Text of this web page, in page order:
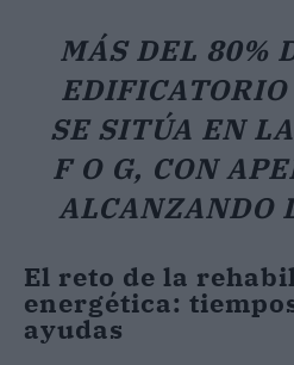
MÁS DEL 80%
SE SITÚA EN
F O G, CON
ALCANZANDO
El reto de la
energética:
ayudas